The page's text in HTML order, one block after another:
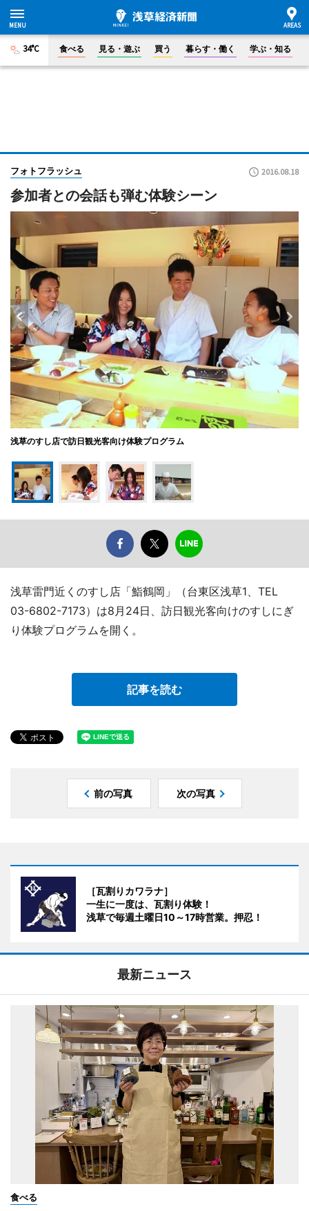
34°C 食べる 見る・遊ぶ 買う 暮らす・働く 学ぶ・知る
フォトフラッシュ 2016.08.18
参加者との会話も弾む体験シーン
浅草のすし店で訪日観光客向け体験プログラム
浅草雷門近くのすし店「鮨鶴岡」（台東区浅草1、TEL
03-6802-7173）は8月24日、訪日観光客向けのすしにぎ
り体験プログラムを開く。
記事を読む
前の写真 次の写真
［瓦割りカワラナ］
一生に一度は、瓦割り体験！
浅草で毎週土曜日10～17時営業。押忍！
最新ニュース
食べる